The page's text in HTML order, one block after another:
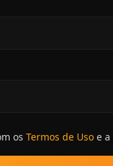
os Termos de Uso e a